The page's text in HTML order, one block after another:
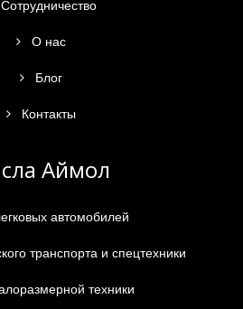
Сотрудничество
О нас
Блог
Контакты
Аймол
автомобилей
транспорта и спецтехники
техники